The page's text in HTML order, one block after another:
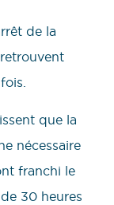
de la
que la
nécessaire
franchi le
30 heures